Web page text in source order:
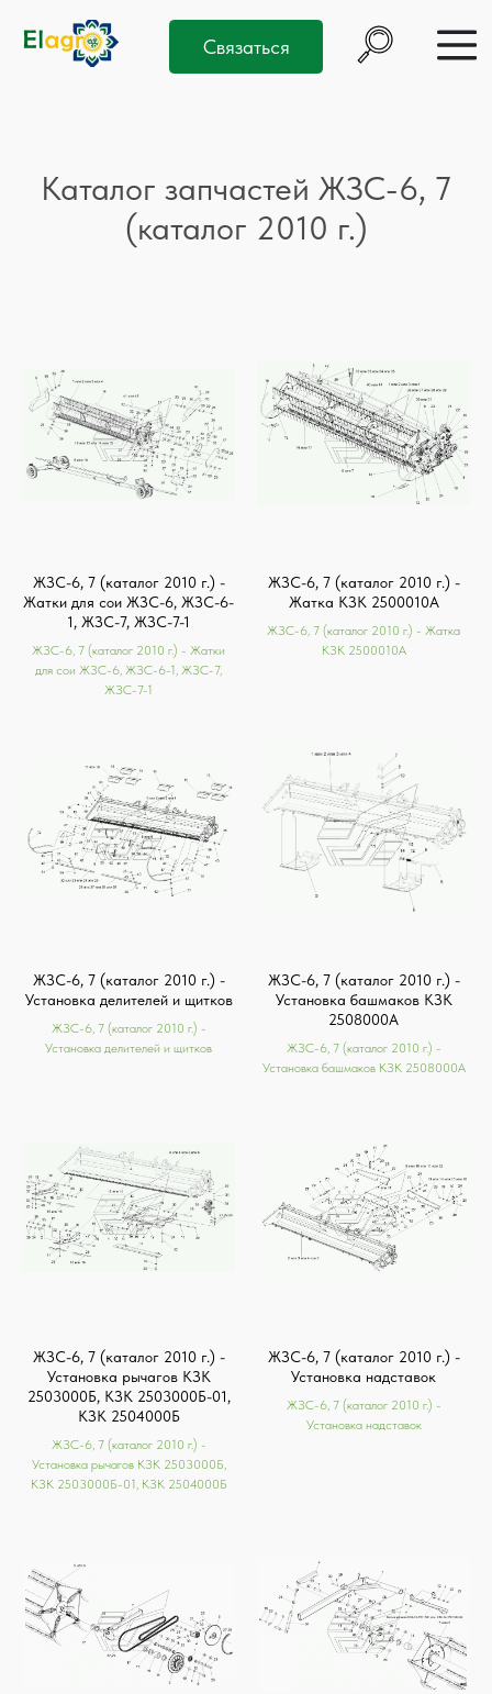
Каталог запчастей ЖЗС-6, 7
(каталог 2010 г.)
ЖЗС-6, 7 (каталог 2010 г.) -
Жатки для сои ЖЗС-6, ЖЗС-6-
1, ЖЗС-7, ЖЗС-7-1
ЖЗС-6, 7 (каталог 2010 г.) - Жатки
для сои ЖЗС-6, ЖЗС-6-1, ЖЗС-7,
ЖЗС-7-1
ЖЗС-6, 7 (каталог 2010 г.) -
Жатка КЗК 2500010А
ЖЗС-6, 7 (каталог 2010 г.) - Жатка
КЗК 2500010А
ЖЗС-6, 7 (каталог 2010 г.) -
Установка делителей и щитков
ЖЗС-6, 7 (каталог 2010 г.) -
Установка делителей и щитков
ЖЗС-6, 7 (каталог 2010 г.) -
Установка башмаков КЗК
2508000А
ЖЗС-6, 7 (каталог 2010 г.) -
Установка башмаков КЗК 2508000А
ЖЗС-6, 7 (каталог 2010 г.) -
Установка рычагов КЗК
2503000Б, КЗК 2503000Б-01,
КЗК 2504000Б
ЖЗС-6, 7 (каталог 2010 г.) -
Установка рычагов КЗК 2503000Б,
КЗК 2503000Б-01, КЗК 2504000Б
ЖЗС-6, 7 (каталог 2010 г.) -
Установка надставок
ЖЗС-6, 7 (каталог 2010 г.) -
Установка надставок